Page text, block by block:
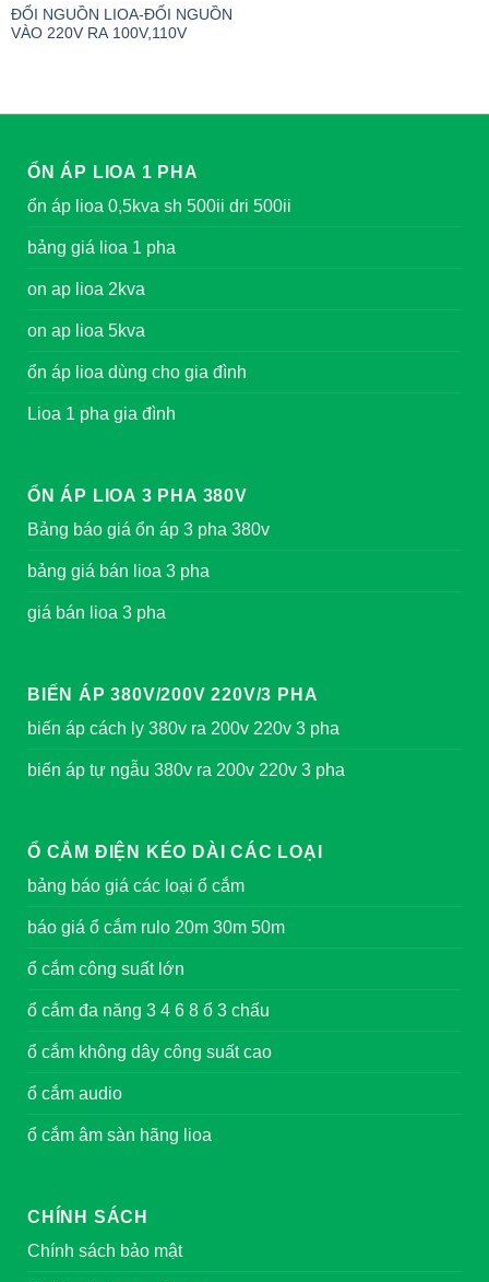
ĐỔI NGUỒN LIOA-ĐỔI NGUỒN
VÀO 220V RA 100V,110V
ỔN ÁP LIOA 1 PHA
ổn áp lioa 0,5kva sh 500ii dri 500ii
bảng giá lioa 1 pha
on ap lioa 2kva
on ap lioa 5kva
ổn áp lioa dùng cho gia đình
Lioa 1 pha gia đình
ỔN ÁP LIOA 3 PHA 380V
Bảng báo giá ổn áp 3 pha 380v
bảng giá bán lioa 3 pha
giá bán lioa 3 pha
BIẾN ÁP 380V/200V 220V/3 PHA
biến áp cách ly 380v ra 200v 220v 3 pha
biến áp tự ngẫu 380v ra 200v 220v 3 pha
Ổ CẮM ĐIỆN KÉO DÀI CÁC LOẠI
bảng báo giá các loại ổ cắm
báo giá ổ cắm rulo 20m 30m 50m
ổ cắm công suất lớn
ổ cắm đa năng 3 4 6 8 ổ 3 chấu
ổ cắm không dây công suất cao
ổ cắm audio
ổ cắm âm sàn hãng lioa
CHÍNH SÁCH
Chính sách bảo mật